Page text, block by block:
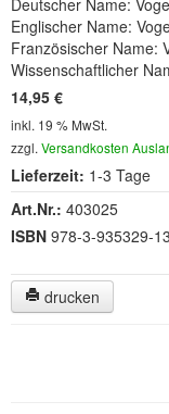
Spezial, Buch
Engl./Franz.
Themensuche
Soundarchiv
Deutscher Name:
Englischer Name:
Französischer Name:
Wissenschaftlicher
14,95 €
inkl. 19 % MwSt.
zzgl. Versandkosten
Lieferzeit: 1-3 Tage
Art.Nr.: 403025
ISBN 978-3-935329-
drucken